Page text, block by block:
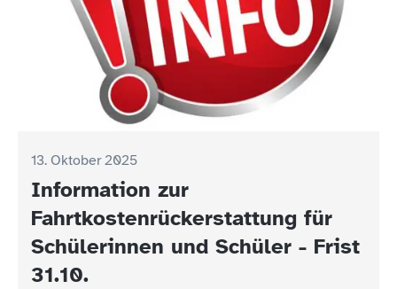
13. Oktober 2025
Information zur
Fahrtkostenrückerstattung für
Schülerinnen und Schüler - Frist
31.10.